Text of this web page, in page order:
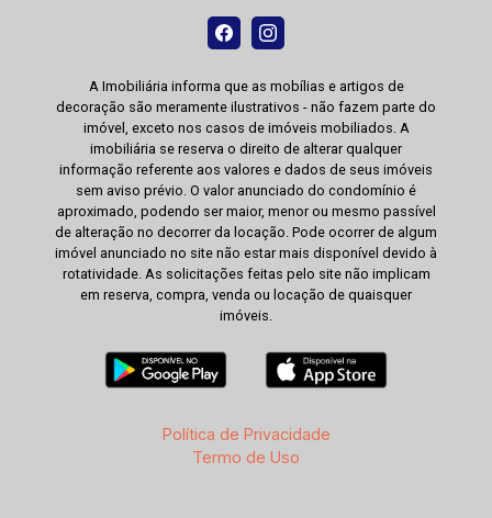
A Imobiliária informa que as mobílias e artigos de
decoração são meramente ilustrativos - não fazem parte do
imóvel, exceto nos casos de imóveis mobiliados. A
imobiliária se reserva o direito de alterar qualquer
informação referente aos valores e dados de seus imóveis
sem aviso prévio. O valor anunciado do condomínio é
aproximado, podendo ser maior, menor ou mesmo passível
de alteração no decorrer da locação. Pode ocorrer de algum
imóvel anunciado no site não estar mais disponível devido à
rotatividade. As solicitações feitas pelo site não implicam
em reserva, compra, venda ou locação de quaisquer
imóveis.
Política de Privacidade
Termo de Uso